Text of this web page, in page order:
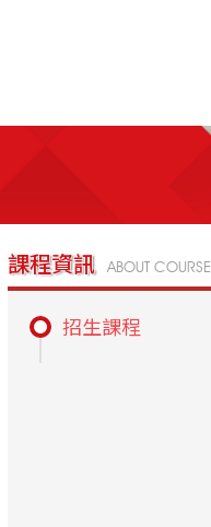
課程資訊 ABOUT COURSE
招生課程